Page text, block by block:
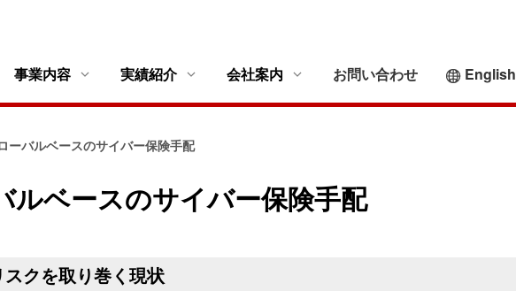
事業内容
保険契約の媒介
保険プログラムの最適化
独立行政法人・公共法人における透明性の高い保
再生可能エネルギー関連プロジェクト
実績紹介
グループ全体の保険一括見直しコンサルティング
海外保険手配（グローバルプログラム）事例
新設独立行政法人における保険手配事例
ィング事例
会社案内
MSTグループがカバーする機能
基本方針
お問い合わせ English
ーバルベースのサイバー保険手配
ルベースのサイバー保険手配
クを取り巻く現状